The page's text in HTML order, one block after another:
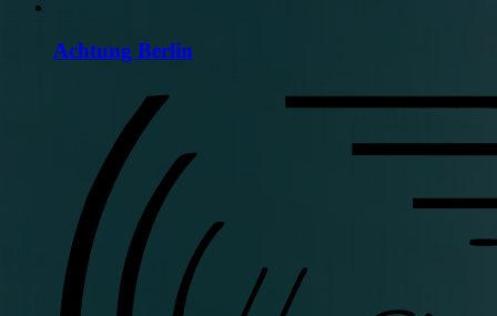
Achtung Berlin